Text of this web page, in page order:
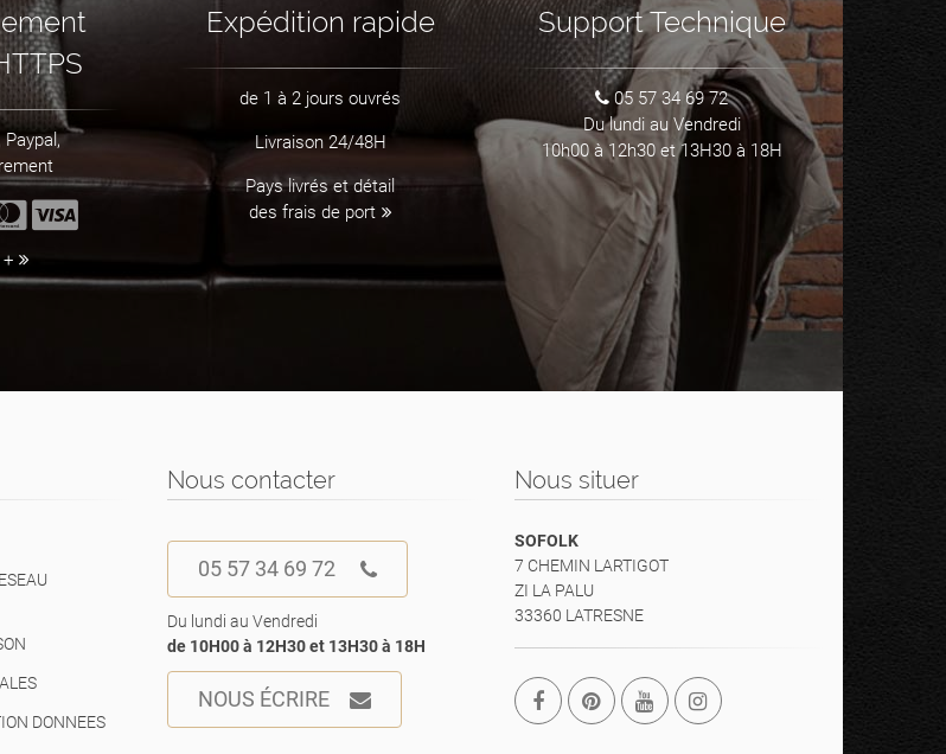
Paypal,
Expédition rapide
de 1 à 2 jours ouvrés
Livraison 24/48H
Pays livrés et détail
des frais de port
Support Technique
05 57 34 69 72
Du lundi au Vendredi
10h00 à 12h30 et 13H30 à 18H
DONNEES
Nous contacter
05 57 34 69 72
Du lundi au Vendredi
de 10H00 à 12H30 et 13H30 à 18H
NOUS ÉCRIRE
Nous situer
SOFOLK
7 CHEMIN LARTIGOT
ZI LA PALU
33360 LATRESNE